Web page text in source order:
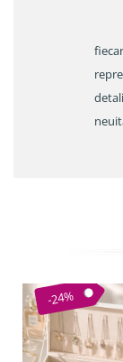
-24%